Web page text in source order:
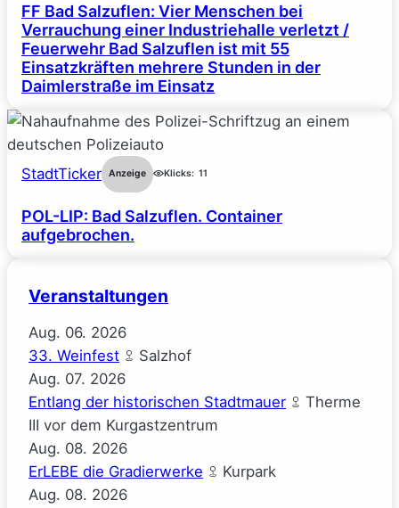
FF Bad Salzuflen: Vier Menschen bei
Verrauchung einer Industriehalle verletzt /
Feuerwehr Bad Salzuflen ist mit 55
Einsatzkräften mehrere Stunden in der
Daimlerstraße im Einsatz
StadtTicker Anzeige Klicks: 11
POL-LIP: Bad Salzuflen. Container
aufgebrochen.
Veranstaltungen
Aug. 06. 2026
33. Weinfest
Salzhof
Aug. 07. 2026
Entlang der historischen Stadtmauer
Therme
III vor dem Kurgastzentrum
Aug. 08. 2026
ErLEBE die Gradierwerke
Kurpark
Aug. 08. 2026